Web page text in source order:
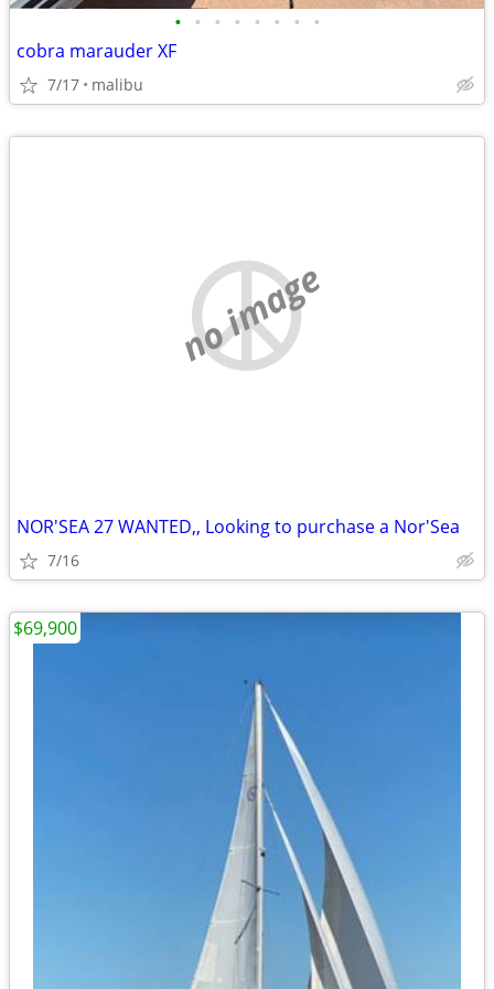
• • • • • • • •
cobra marauder XF
7/17 malibu
no image
NOR'SEA 27 WANTED,, Looking to purchase a Nor'Sea
7/16
$69,900